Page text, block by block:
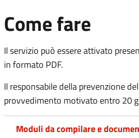
Come fare
Il servizio può essere attivato
in formato PDF.
Il responsabile della prevenzione
provvedimento motivato entro 20
Moduli da compilare e